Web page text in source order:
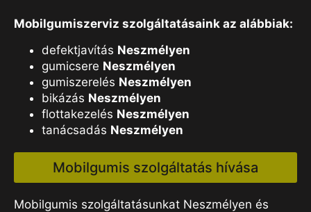
Mobilgumiszerviz szolgáltatásaink az alábbiak:
defektjavítás Neszmélyen
gumicsere Neszmélyen
gumiszerelés Neszmélyen
bikázás Neszmélyen
flottakezelés Neszmélyen
tanácsadás Neszmélyen
Mobilgumis szolgáltatás hívása
Mobilgumis szolgáltatásunkat Neszmélyen és